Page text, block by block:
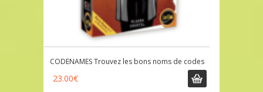
CODENAMES Trouvez les bons noms de codes
23.00€